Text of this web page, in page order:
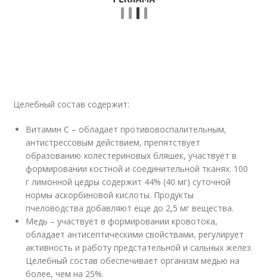
Целебный состав содержит:
Витамин C – обладает противовоспалительным,
антистрессовым действием, препятствует
образованию холестериновых бляшек, участвует в
формировании костной и соединительной тканях. 100
г лимонной цедры содержит 44% (40 мг) суточной
нормы аскорбиновой кислоты. Продукты
пчеловодства добавляют еще до 2,5 мг вещества.
Медь – участвует в формировании кровотока,
обладает антисептическими свойствами, регулирует
активность и работу предстательной и сальных желез.
Целебный состав обеспечивает организм медью на
более, чем на 25%.